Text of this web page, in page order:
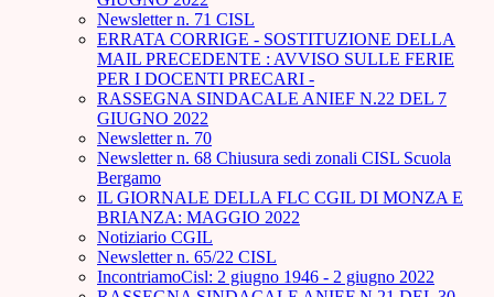
Newsletter n. 71 CISL
ERRATA CORRIGE - SOSTITUZIONE DELLA
MAIL PRECEDENTE : AVVISO SULLE FERIE
PER I DOCENTI PRECARI -
RASSEGNA SINDACALE ANIEF N.22 DEL 7
GIUGNO 2022
Newsletter n. 70
Newsletter n. 68 Chiusura sedi zonali CISL Scuola
Bergamo
IL GIORNALE DELLA FLC CGIL DI MONZA E
BRIANZA: MAGGIO 2022
Notiziario CGIL
Newsletter n. 65/22 CISL
IncontriamoCisl: 2 giugno 1946 - 2 giugno 2022